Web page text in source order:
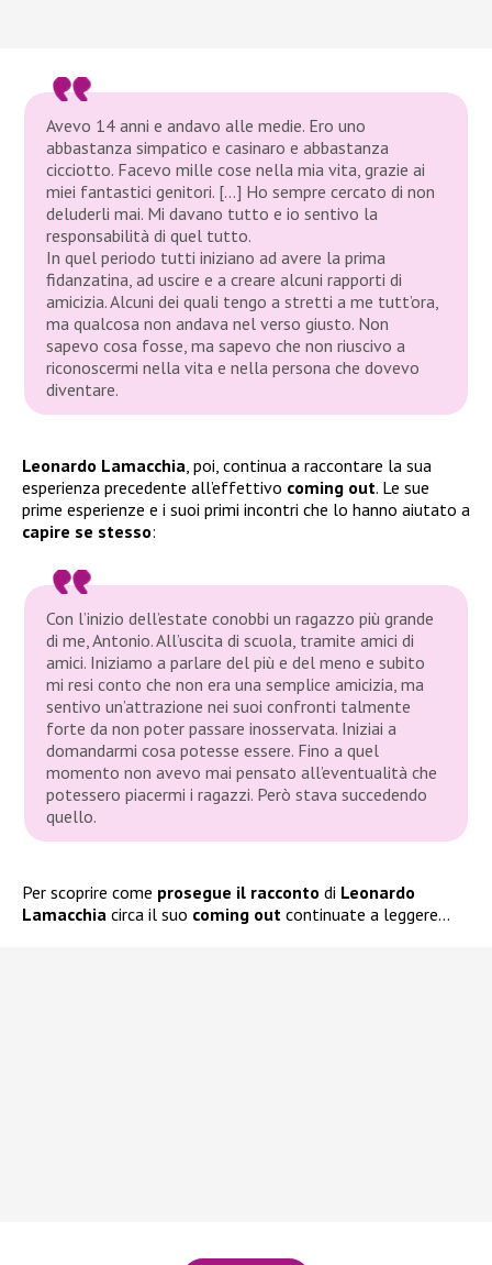
Avevo 14 anni e andavo alle medie. Ero uno
abbastanza simpatico e casinaro e abbastanza
cicciotto. Facevo mille cose nella mia vita, grazie ai
miei fantastici genitori. […] Ho sempre cercato di non
deluderli mai. Mi davano tutto e io sentivo la
responsabilità di quel tutto.
In quel periodo tutti iniziano ad avere la prima
fidanzatina, ad uscire e a creare alcuni rapporti di
amicizia. Alcuni dei quali tengo a stretti a me tutt’ora,
ma qualcosa non andava nel verso giusto. Non
sapevo cosa fosse, ma sapevo che non riuscivo a
riconoscermi nella vita e nella persona che dovevo
diventare.
Leonardo Lamacchia , poi, continua a raccontare la sua
esperienza precedente all’effettivo coming out. Le sue
prime esperienze e i suoi primi incontri che lo hanno aiutato a
capire se stesso:
Con l’inizio dell’estate conobbi un ragazzo più grande
di me, Antonio. All’uscita di scuola, tramite amici di
amici. Iniziamo a parlare del più e del meno e subito
mi resi conto che non era una semplice amicizia, ma
sentivo un’attrazione nei suoi confronti talmente
forte da non poter passare inosservata. Iniziai a
domandarmi cosa potesse essere. Fino a quel
momento non avevo mai pensato all’eventualità che
potessero piacermi i ragazzi. Però stava succedendo
quello.
Per scoprire come prosegue il racconto di Leonardo
Lamacchia circa il suo coming out continuate a leggere…